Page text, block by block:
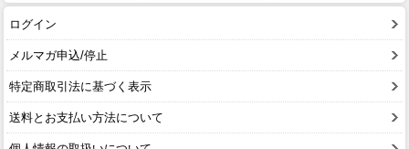
ログイン
メルマガ申込/停止
特定商取引法に基づく表示
送料とお支払い方法について